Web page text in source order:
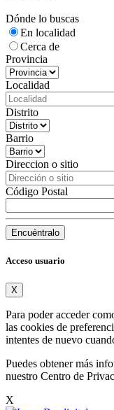
Dónde lo buscas
En localidad
Cerca de
Provincia
Localidad
Distrito
Barrio
Direccion o sitio
Código Postal
Encuéntralo
Acceso usuario
X
Para poder acceder
las cookies de
intentes de nuevo
Puedes obtener más
nuestro Centro de
X